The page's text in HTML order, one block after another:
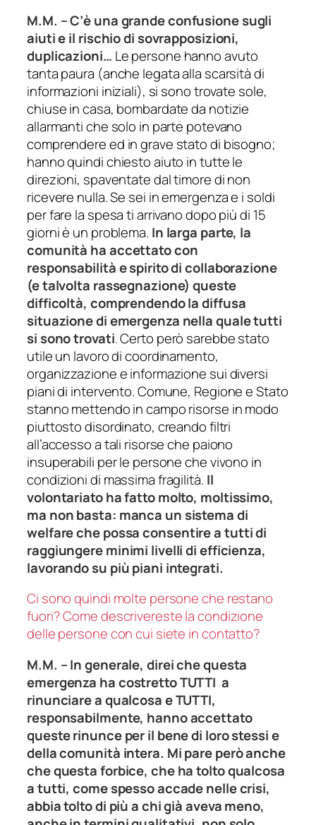
M.M. –C’è una grande confusione sugli
aiuti e il rischio di sovrapposizioni,
duplicazioni… Le persone hanno avuto
tanta paura (anche legata alla scarsità di
informazioni iniziali), si sono trovate sole,
chiuse in casa, bombardate da notizie
allarmanti che solo in parte potevano
comprendere ed in grave stato di bisogno;
hanno quindi chiesto aiuto in tutte le
direzioni, spaventate dal timore di non
ricevere nulla. Se sei in emergenza e i soldi
per fare la spesa ti arrivano dopo più di 15
giorni è un problema. In larga parte, la
comunità ha accettato con
responsabilità e spirito di collaborazione
(e talvolta rassegnazione) queste
difficoltà, comprendendo la diffusa
situazione di emergenza nella quale tutti
si sono trovati.Certo però sarebbe stato
utile un lavoro di coordinamento,
organizzazione e informazione sui diversi
piani di intervento. Comune, Regione e Stato
stanno mettendo in campo risorse in modo
piuttosto disordinato, creando filtri
all’accesso a tali risorse che paiono
insuperabili per le persone che vivono in
condizioni di massima fragilità. Il
volontariato ha fatto molto, moltissimo,
ma non basta: manca un sistema di
welfareche possa consentire a tutti di
raggiungere minimi livelli di efficienza,
lavorando su più piani integrati.
Ci sono quindi molte persone che restano
fuori? Come descrivereste la condizione
delle persone con cui siete in contatto?
M.M. – In generale, direi che questa
emergenza ha costretto TUTTI a
rinunciare a qualcosa e TUTTI,
responsabilmente, hanno accettato
queste rinunce per il bene di loro stessi e
della comunità intera. Mi pare però anche
che questa forbice, che ha tolto qualcosa
a tutti, come spesso accade nelle crisi,
abbia tolto di più a chi già aveva meno,